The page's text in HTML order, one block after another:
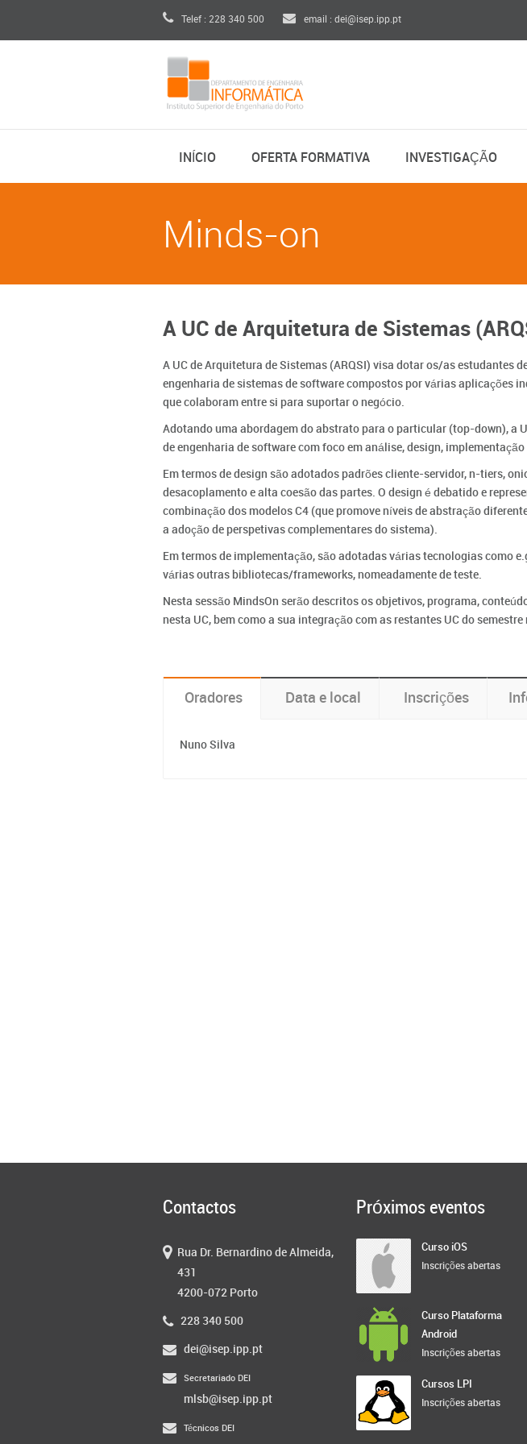
Telef : 228 340 500 email : dei@isep.ipp.pt
INÍCIO OFERTA FORMATIVA INVESTIGAÇÃO
Minds-on
A UC de Arquitetura de Sistemas
A UC de Arquitetura de Sistemas (ARQSI) visa dotar os/as estudantes
engenharia de sistemas de software compostos por várias aplicações
que colaboram entre si para suportar o negócio.
Adotando uma abordagem do abstrato para o particular (top-down), a
de engenharia de software com foco em análise, design, implementação
Em termos de design são adotados padrões cliente-servidor, n-tiers,
desacoplamento e alta coesão das partes. O design é debatido e
combinação dos modelos C4 (que promove níveis de abstração
a adoção de perspetivas complementares do sistema).
Em termos de implementação, são adotadas várias tecnologias como
várias outras bibliotecas/frameworks, nomeadamente de teste.
Nesta sessão MindsOn serão descritos os objetivos, programa,
nesta UC, bem como a sua integração com as restantes UC do semestre
Oradores Data e local Inscrições
Nuno Silva
Contactos
Rua Dr. Bernardino de Almeida,
431
4200-072 Porto
228 340 500
dei@isep.ipp.pt
Secretariado DEI
mlsb@isep.ipp.pt
Técnicos DEI
Próximos eventos
Curso iOS
Inscrições abertas
Curso Plataforma
Android
Inscrições abertas
Cursos LPI
Inscrições abertas